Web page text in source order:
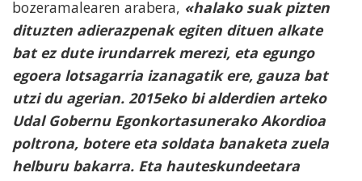
bozeramalearen arabera, «halako suak pizten
dituzten adierazpenak egiten dituen alkate
bat ez dute irundarrek merezi, eta egungo
egoera lotsagarria izanagatik ere, gauza bat
utzi du agerian. 2015eko bi alderdien arteko
Udal Gobernu Egonkortasunerako Akordioa
poltrona, botere eta soldata banaketa zuela
helburu bakarra. Eta hauteskundeetara